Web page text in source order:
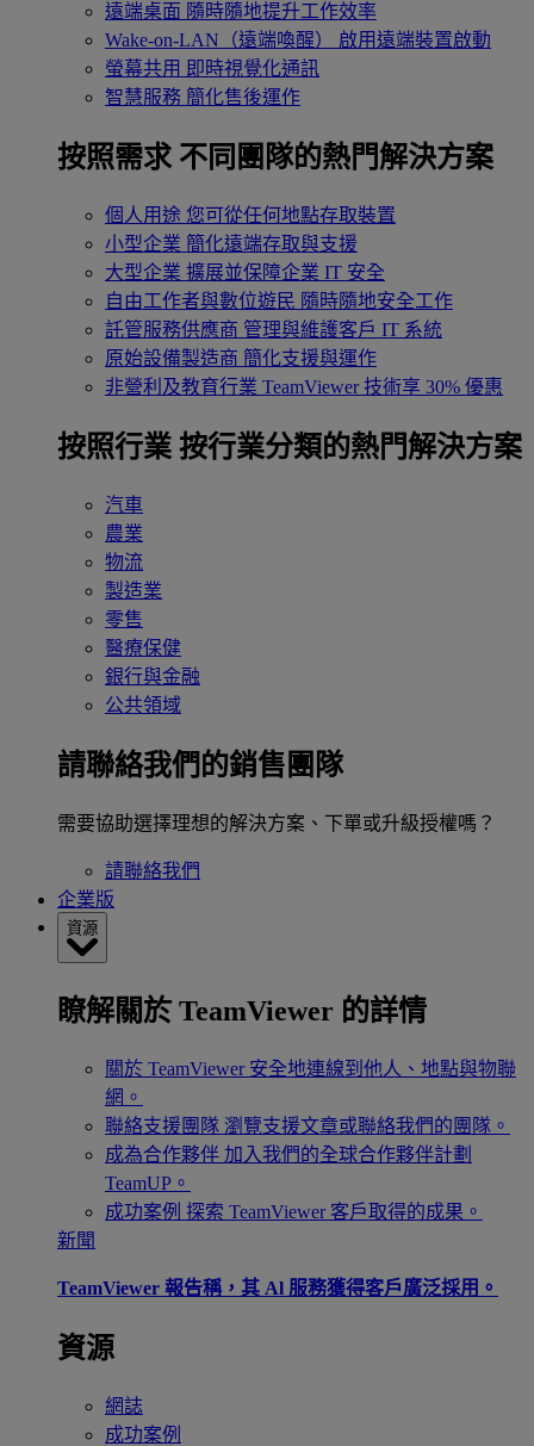
遠端桌面 隨時隨地提升工作效率
Wake-on-LAN（遠端喚醒）
啟用遠端裝置啟動
螢幕共用 即時視覺化通訊
智慧服務 簡化售後運作
按照需求 不同團隊的熱門解決方案
個人用途 您可從任何地點存取裝置
小型企業 簡化遠端存取與支援
大型企業 擴展並保障企業 IT 安全
自由工作者與數位遊民 隨時隨地安全工作
託管服務供應商 管理與維護客戶 IT 系統
原始設備製造商 簡化支援與運作
非營利及教育行業 TeamViewer 技術享 30% 優惠
按照行業 按行業分類的熱門解決方案
汽車
農業
物流
製造業
零售
醫療保健
銀行與金融
公共領域
請聯絡我們的銷售團隊
需要協助選擇理想的解決方案、下單或升級授權嗎？
請聯絡我們
企業版
資源
瞭解關於 TeamViewer 的詳情
關於 TeamViewer 安全地連線到他人、地點與物聯
網。
聯絡支援團隊 瀏覽支援文章或聯絡我們的團隊。
成為合作夥伴 加入我們的全球合作夥伴計劃
TeamUP。
成功案例 探索 TeamViewer 客戶取得的成果。
新聞
TeamViewer 報告稱，其 Al 服務獲得客戶廣泛採用。
資源
網誌
成功案例